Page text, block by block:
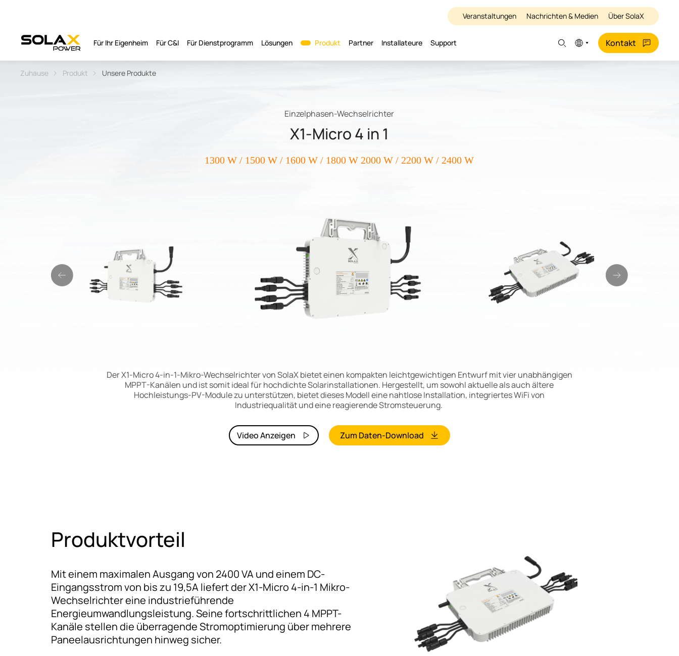
Veranstaltungen Nachrichten & Medien Über SolaX
Für Ihr Eigenheim Für C&I Für Dienstprogramm Lösungen Produkt Partner Installateure Support Kontakt
Zuhause Produkt Unsere Produkte
Einzelphasen-Wechselrichter
X1-Micro 4 in 1
1300 W / 1500 W / 1600 W / 1800 W 2000 W / 2200 W / 2400 W
Der X1-Micro 4-in-1-Mikro-Wechselrichter von SolaX bietet einen kompakten leichtgewichtigen Entwurf mit vier unabhängigen
MPPT-Kanälen und ist somit ideal für hochdichte Solarinstallationen. Hergestellt, um sowohl aktuelle als auch ältere
Hochleistungs-PV-Module zu unterstützen, bietet dieses Modell eine nahtlose Installation, integriertes WiFi von
Industriequalität und eine reagierende Stromsteuerung.
Video Anzeigen Zum Daten-Download
Produktvorteil
Mit einem maximalen Ausgang von 2400 VA und einem DC-
Eingangsstrom von bis zu 19,5A liefert der X1-Micro 4-in-1 Mikro-
Wechselrichter eine industrieführende
Energieumwandlungsleistung. Seine fortschrittlichen 4 MPPT-
Kanäle stellen die überragende Stromoptimierung über mehrere
Paneelausrichtungen hinweg sicher.